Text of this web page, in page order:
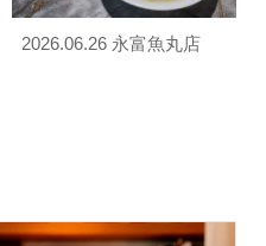
2026.06.26 永富魚丸店